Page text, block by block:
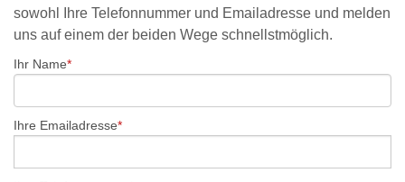
sowohl Ihre Telefonnummer und Emailadresse und melden
uns auf einem der beiden Wege schnellstmöglich.
Ihr Name
Ihre Emailadresse